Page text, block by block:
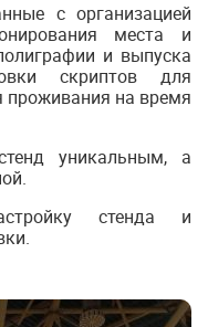
с организацией
места и
и выпуска
скриптов для
проживания на время
уникальным, а
стенда и